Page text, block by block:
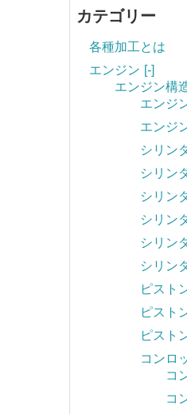
カテゴリー
各種加工とは
エンジン [-]
エンジン構
エンジ
エンジ
シリン
シリン
シリン
シリン
シリン
シリン
ピスト
ピスト
ピスト
コンロ
コ
コ